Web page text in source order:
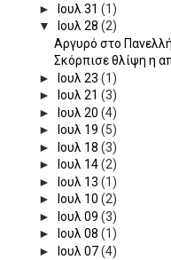
►
Ιουλ 31 (1)
▼
Ιουλ 28 (2)
Αργυρό στο
Σκόρπισε θλίψη η
►
Ιουλ 23 (1)
►
Ιουλ 21 (3)
►
Ιουλ 20 (4)
►
Ιουλ 19 (5)
►
Ιουλ 18 (3)
►
Ιουλ 14(2)
►
Ιουλ 13 (1)
►
Ιουλ 10 (2)
►
Ιουλ 09 (3)
►
Ιουλ 08 (1)
►
Ιουλ 07(4)